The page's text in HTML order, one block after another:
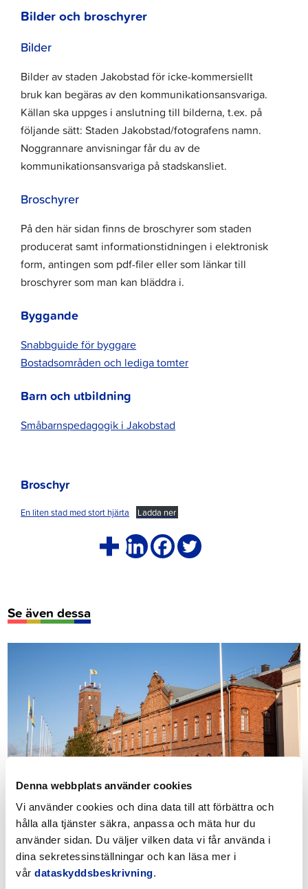
Denna webbplats använder cookies
Vi använder cookies och dina data till att förbättra och
hålla alla tjänster säkra, anpassa och mäta hur du
använder sidan. Du väljer vilken data vi får använda i
dina sekretessinställningar och kan läsa mer i
vår dataskyddsbeskrivning.
Bilder och broschyrer
Bilder
Bilder av staden Jakobstad för icke-kommersiellt
bruk kan begäras av den kommunikationsansvariga.
Källan ska uppges i anslutning till bilderna, t.ex. på
följande sätt: Staden Jakobstad/fotografens namn.
Noggrannare anvisningar får du av de
kommunikationsansvariga på stadskansliet.
Broschyrer
På den här sidan finns de broschyrer som staden
producerat samt informationstidningen i elektronisk
form, antingen som pdf-filer eller som länkar till
broschyrer som man kan bläddra i.
Byggande
Snabbguide för byggare
Bostadsområden och lediga tomter
Barn och utbildning
Småbarnspedagogik i Jakobstad
Broschyr
En liten stad med stort hjärta Ladda ner
Se även dessa
Nyhetsbrev